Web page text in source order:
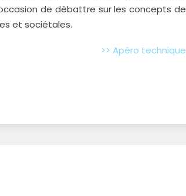
de débattre sur les concepts de
et sociétales.
>> Apéro technique